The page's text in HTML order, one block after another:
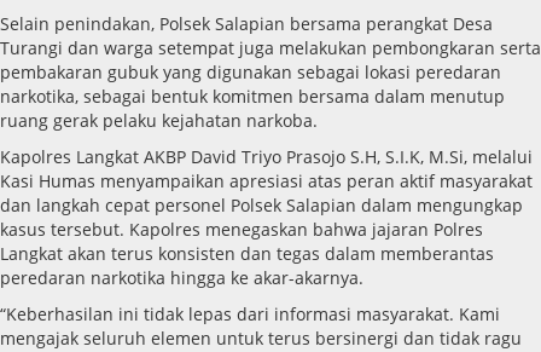
Selain penindakan, Polsek Salapian bersama perangkat Desa
Turangi dan warga setempat juga melakukan pembongkaran serta
pembakaran gubuk yang digunakan sebagai lokasi peredaran
narkotika, sebagai bentuk komitmen bersama dalam menutup
ruang gerak pelaku kejahatan narkoba.
Kapolres Langkat AKBP David Triyo Prasojo S.H, S.I.K, M.Si, melalui
Kasi Humas menyampaikan apresiasi atas peran aktif masyarakat
dan langkah cepat personel Polsek Salapian dalam mengungkap
kasus tersebut. Kapolres menegaskan bahwa jajaran Polres
Langkat akan terus konsisten dan tegas dalam memberantas
peredaran narkotika hingga ke akar-akarnya.
“Keberhasilan ini tidak lepas dari informasi masyarakat. Kami
mengajak seluruh elemen untuk terus bersinergi dan tidak ragu